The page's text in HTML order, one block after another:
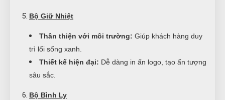
Bộ Giữ Nhiệt
Thân thiện với môi trường: Giúp khách hàng duy
trì lối sống xanh.
Thiết kế hiện đại: Dễ dàng in ấn logo, tạo ấn tượng
sâu sắc.
Bộ Bình Ly